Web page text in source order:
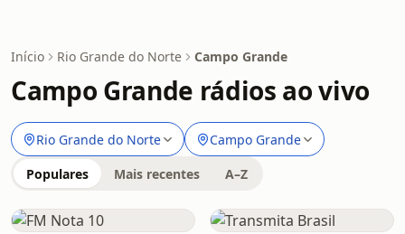
Início Rio Grande do Norte Campo Grande
Campo Grande rádios ao vivo
Rio Grande do Norte Campo Grande
Populares Mais recentes A–Z